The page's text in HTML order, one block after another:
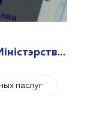
паслуг